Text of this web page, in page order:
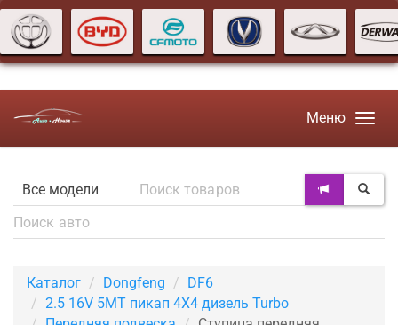
Меню
Каталог Dongfeng
DF6
2.5 16V 5MT пикап 4X4 дизель Turbo